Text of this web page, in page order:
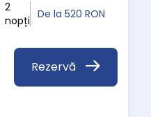
2
nopți
De la520 RON
Rezervă